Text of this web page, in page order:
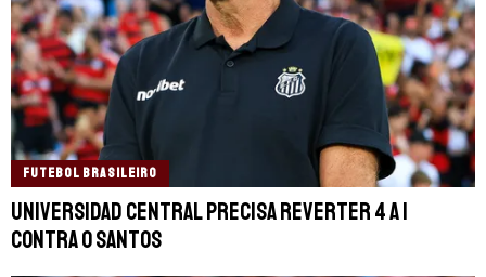
FUTEBOL BRASILEIRO
Universidad Central precisa reverter 4 a 1
contra o Santos